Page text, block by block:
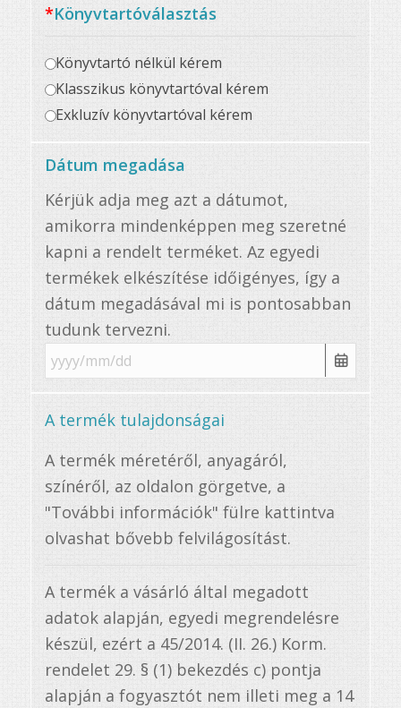
*Könyvtartóválasztás
Könyvtartó nélkül kérem
Klasszikus könyvtartóval kérem
Exkluzív könyvtartóval kérem
Dátum megadása
Kérjük adja meg azt a dátumot,
amikorra mindenképpen meg szeretné
kapni a rendelt terméket. Az egyedi
termékek elkészítése időigényes, így a
dátum megadásával mi is pontosabban
tudunk tervezni.
A termék tulajdonságai
A termék méretéről, anyagáról,
színéről, az oldalon görgetve, a
"További információk" fülre kattintva
olvashat bővebb felvilágosítást.
A termék a vásárló által megadott
adatok alapján, egyedi megrendelésre
készül, ezért a 45/2014. (II. 26.) Korm.
rendelet 29. § (1) bekezdés c) pontja
alapján a fogyasztót nem illeti meg a 14